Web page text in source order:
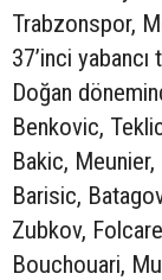
Trabzonspor,
37’inci
Doğan
Benkovic,
Bakic,
Barisic,
Zubkov,
Bouchouari,